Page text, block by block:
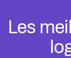
Les